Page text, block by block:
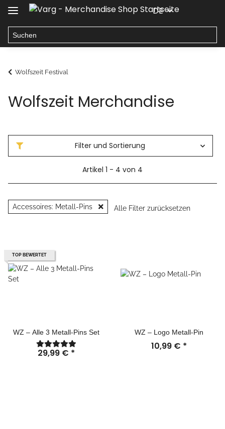
DE
Wolfszeit Festival
Wolfszeit Merchandise
Filter und Sortierung
Artikel 1 - 4 von 4
Accessoires: Metall-Pins Alle Filter zurücksetzen
TOP BEWERTET
WZ – Alle 3 Metall-Pins Set
29,99 € *
WZ – Logo Metall-Pin
10,99 € *